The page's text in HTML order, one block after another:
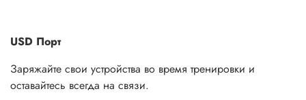
USD Порт
Заряжайте свои устройства во время тренировки и
оставайтесь всегда на связи.